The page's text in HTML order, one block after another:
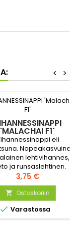
>
<
'MALACHAI F1'
eli
Nopeakasvuinen
lehtivihannes,
ja runsaslehtinen.
kasvattaa mullassa
myös vesiviljelyyn.
Hinta
3,75 €
 Ostoskoriin
 Varastossa